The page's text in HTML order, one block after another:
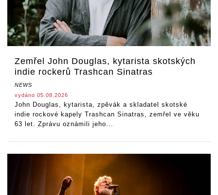
Zemřel John Douglas, kytarista skotských
indie rockerů Trashcan Sinatras
NEWS
vydáno 05.08.2026
John Douglas, kytarista, zpěvák a skladatel skotské
indie rockové kapely Trashcan Sinatras, zemřel ve věku
63 let. Zprávu oznámili jeho...